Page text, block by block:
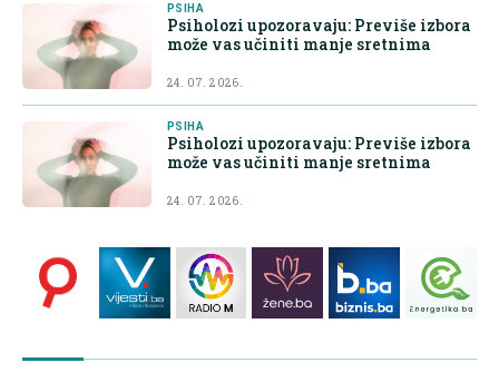
PSIHA
Psiholozi upozoravaju: Previše izbora
može vas učiniti manje sretnima
24. 07. 2026.
PSIHA
Psiholozi upozoravaju: Previše izbora
može vas učiniti manje sretnima
24. 07. 2026.